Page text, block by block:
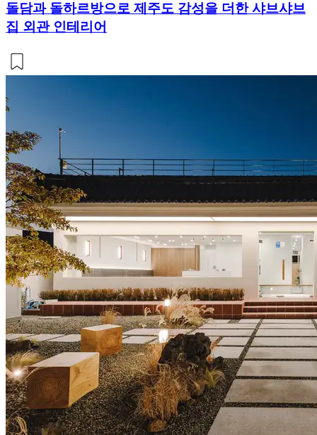
돌담과 돌하르방으로 제주도 감성을 더한 샤브샤브
집 외관 인테리어